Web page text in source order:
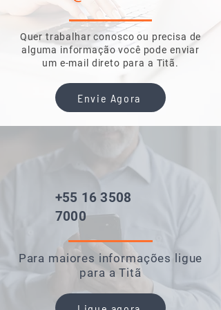
Quer trabalhar conosco ou precisa de
alguma informação você pode enviar
um e-mail direto para a Titã.
Envie Agora
+55 16 3508
7000
Para maiores informações ligue
para a Titã